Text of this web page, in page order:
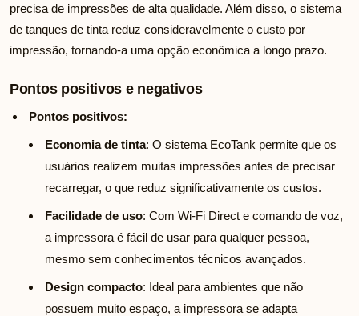
precisa de impressões de alta qualidade. Além disso, o sistema
de tanques de tinta reduz consideravelmente o custo por
impressão, tornando-a uma opção econômica a longo prazo.
Pontos positivos e negativos
Pontos positivos:
Economia de tinta: O sistema EcoTank permite que os
usuários realizem muitas impressões antes de precisar
recarregar, o que reduz significativamente os custos.
Facilidade de uso: Com Wi-Fi Direct e comando de voz,
a impressora é fácil de usar para qualquer pessoa,
mesmo sem conhecimentos técnicos avançados.
Design compacto: Ideal para ambientes que não
possuem muito espaço, a impressora se adapta